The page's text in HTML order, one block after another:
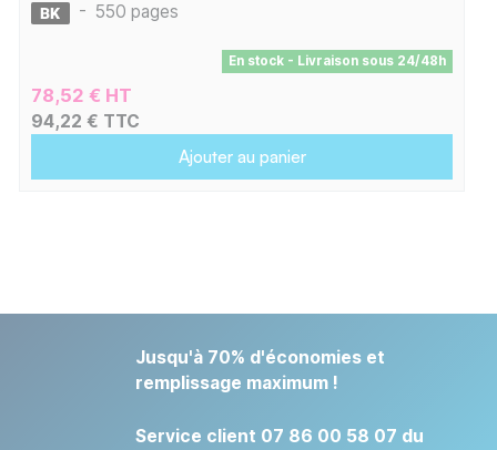
- 550 pages
En stock - Livraison sous 24/48h
78,52 € HT
94,22 € TTC
Ajouter au panier
Jusqu'à 70% d'économies et
remplissage maximum !
Service client 07 86 00 58 07 du